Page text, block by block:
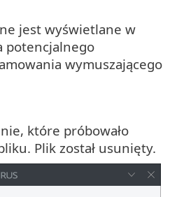
jest wyświetlane w
potencjalnego
wymuszającego
które próbowało
Plik został usunięty.